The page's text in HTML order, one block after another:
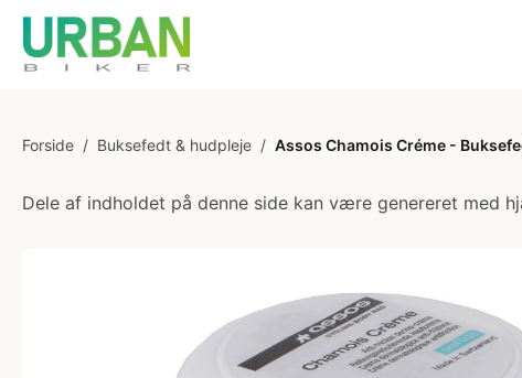
Forside / Buksefedt & hudpleje / Assos Chamois Créme -
Dele af indholdet på denne side kan være genereret med